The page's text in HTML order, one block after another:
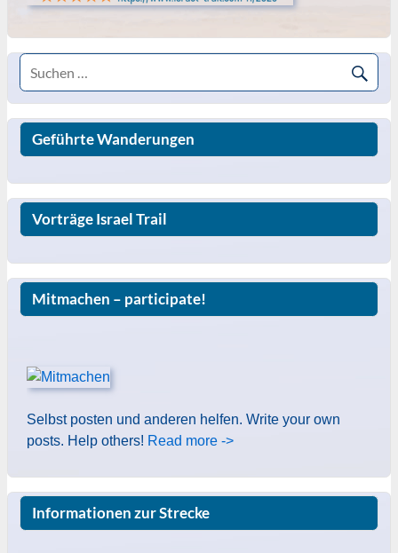
Geführte Wanderungen
Vorträge Israel Trail
Mitmachen – participate!
Selbst posten und anderen helfen. Write your own
posts. Help others! Read more ->
Informationen zur Strecke